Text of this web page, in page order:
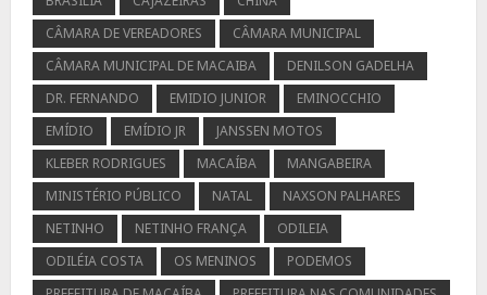
CÂMARA DE VEREADORES
CÂMARA MUNICIPAL
CÂMARA MUNICIPAL DE MACAIBA
DENILSON GADELHA
DR. FERNANDO
EMIDIO JUNIOR
EMINOCCHIO
EMÍDIO
EMÍDIO JR
JANSSEN MOTOS
KLEBER RODRIGUES
MACAÍBA
MANGABEIRA
MINISTÉRIO PÚBLICO
NATAL
NAXSON PALHARES
NETINHO
NETINHO FRANÇA
ODILEIA
ODILÉIA COSTA
OS MENINOS
PODEMOS